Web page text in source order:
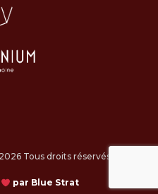
Tous droits réservés.
par Blue Strat